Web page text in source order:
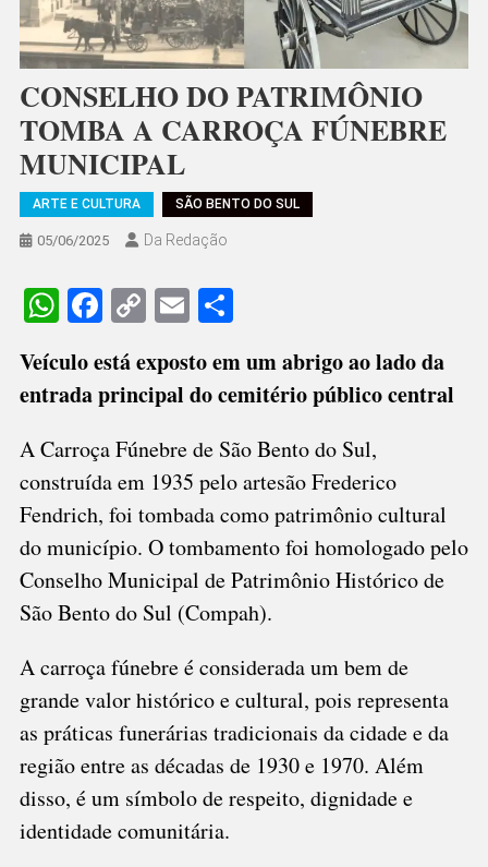
CONSELHO DO PATRIMÔNIO
TOMBA A CARROÇA FÚNEBRE
MUNICIPAL
ARTE E CULTURA SÃO BENTO DO SUL
05/06/2025 Da Redação
WhatsApp
Facebook
CopyEmailShare
Veículo está exposto em um abrigo ao lado da
entrada principal do cemitério público central
A Carroça Fúnebre de São Bento do Sul,
construída em 1935 pelo artesão Frederico
Fendrich, foi tombada como patrimônio cultural
do município. O tombamento foi homologado pelo
Conselho Municipal de Patrimônio Histórico de
São Bento do Sul (Compah).
A carroça fúnebre é considerada um bem de
grande valor histórico e cultural, pois representa
as práticas funerárias tradicionais da cidade e da
região entre as décadas de 1930 e 1970. Além
disso, é um símbolo de respeito, dignidade e
identidade comunitária.